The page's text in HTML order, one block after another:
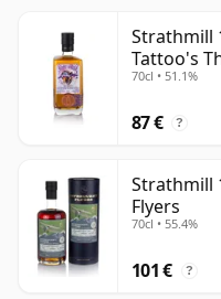
Strathmill
Tattoo's
70cl • 51.1%
87 € ?
Strathmill
Flyers
70cl • 55.4%
101 € ?